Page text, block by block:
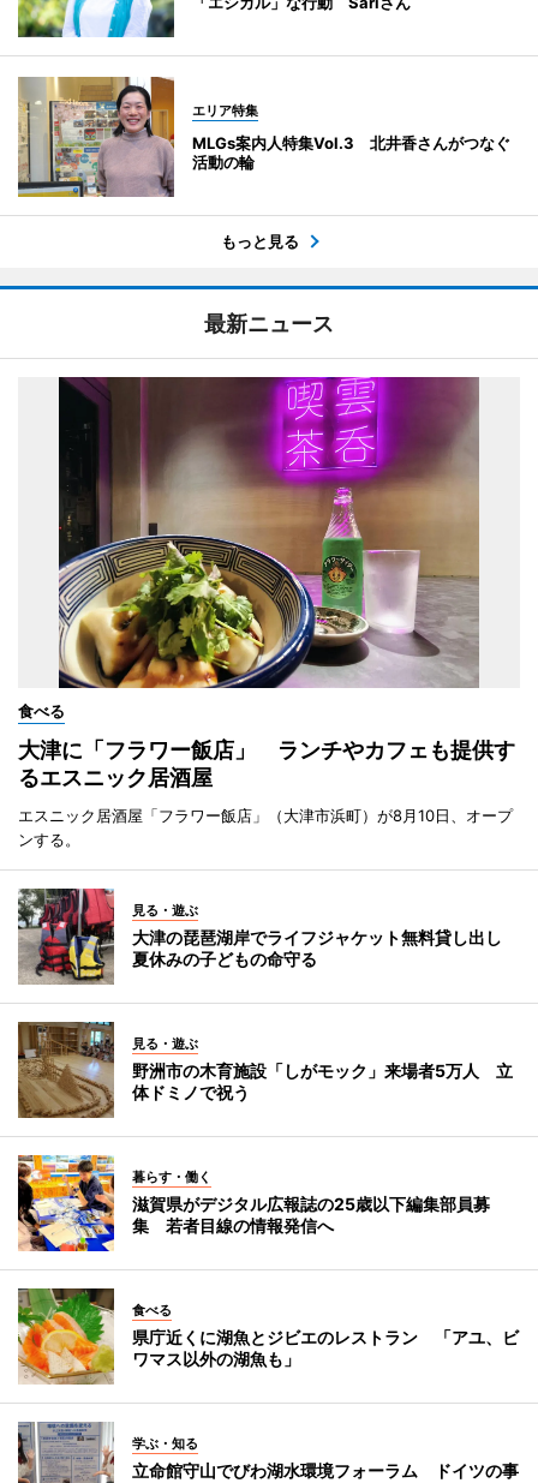
エリア特集
MLGs案内人特集Vol.3 北井香さんがつなぐ
活動の輪
もっと見る
最新ニュース
食べる
大津に「フラワー飯店」 ランチやカフェも提供す
るエスニック居酒屋
エスニック居酒屋「フラワー飯店」（大津市浜町）が8月10日、オープ
ンする。
見る・遊ぶ
大津の琵琶湖岸でライフジャケット無料貸し出し
夏休みの子どもの命守る
見る・遊ぶ
野洲市の木育施設「しがモック」来場者5万人 立
体ドミノで祝う
暮らす・働く
滋賀県がデジタル広報誌の25歳以下編集部員募
集 若者目線の情報発信へ
食べる
県庁近くに湖魚とジビエのレストラン 「アユ、ビ
ワマス以外の湖魚も」
学ぶ・知る
立命館守山でびわ湖水環境フォーラム ドイツの事